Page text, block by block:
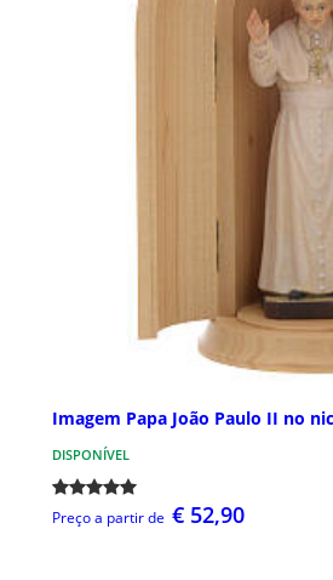
Imagem Papa João Paulo II no
DISPONÍVEL
Preço a partir de € 52,90